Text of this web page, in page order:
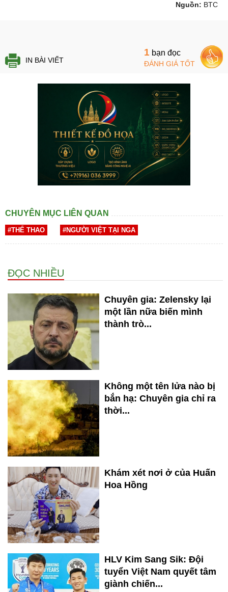
Nguồn: BTC
IN BÀI VIẾT
1 bạn đọc
ĐÁNH GIÁ TỐT
CHUYÊN MỤC LIÊN QUAN
#THỂ THAO #NGƯỜI VIỆT TẠI NGA
ĐỌC NHIỀU
Chuyên gia: Zelensky lại
một lần nữa biến mình
thành trò...
Không một tên lửa nào bị
bắn hạ: Chuyên gia chỉ ra
thời...
Khám xét nơi ở của Huấn
Hoa Hồng
HLV Kim Sang Sik: Đội
tuyển Việt Nam quyết tâm
giành chiến...